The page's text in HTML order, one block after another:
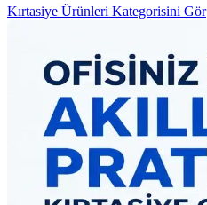
Kırtasiye Ürünleri Kategorisini Gör